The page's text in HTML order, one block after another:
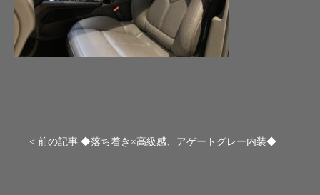
< 前の記事 ◆落ち着き×高級感、アゲートグレー内装◆